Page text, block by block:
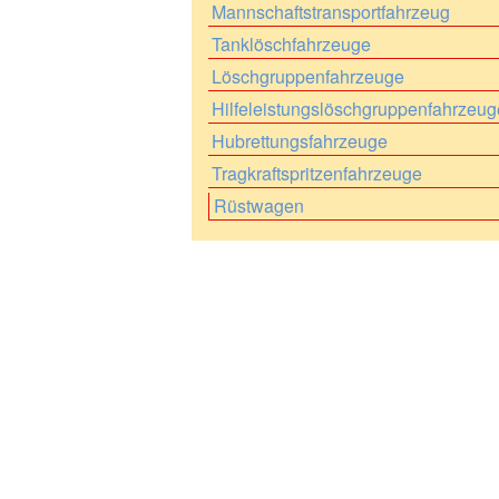
Mannschaftstransportfahrzeug
Tanklöschfahrzeuge
Löschgruppenfahrzeuge
Hubrettungsfahrzeuge
Tragkraftspritzenfahrzeuge
Rüstwagen